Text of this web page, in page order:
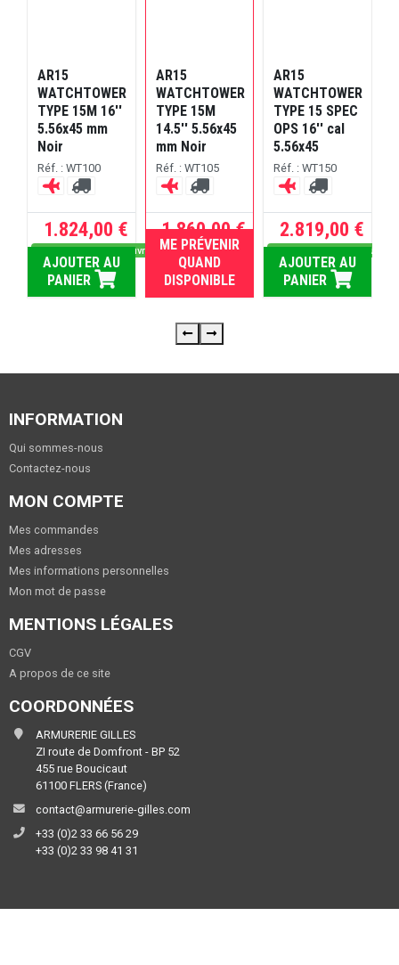
ouvrés
AR15
WATCHTOWER
TYPE 15M 16''
5.56x45 mm
Noir
Réf. : WT100
1.824,00 €
Dispo sous 5 jours ouvrés
AJOUTER AU
PANIER
AR15
WATCHTOWER
TYPE 15M
14.5'' 5.56x45
mm Noir
Réf. : WT105
1.860,00 €
RUPTURE
ME PRÉVENIR
QUAND
DISPONIBLE
AR15
WATCHTOWER
TYPE 15 SPEC
OPS 16'' cal
5.56x45
Réf. : WT150
2.819,00 €
Dispo sous 5 jours ouvrés
AJOUTER AU
PANIER
INFORMATION
Qui sommes-nous
Contactez-nous
MON COMPTE
Mes commandes
Mes adresses
Mes informations personnelles
Mon mot de passe
MENTIONS LÉGALES
CGV
A propos de ce site
COORDONNÉES
ARMURERIE GILLES
ZI route de Domfront - BP 52
455 rue Boucicaut
61100 FLERS (France)
contact@armurerie-gilles.com
+33 (0)2 33 66 56 29
+33 (0)2 33 98 41 31